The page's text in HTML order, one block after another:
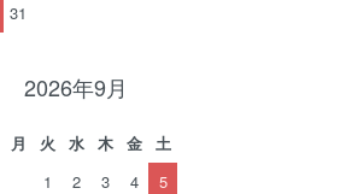
31
2026年9月
月 火 水 木 金
土
1
2 3 4
5